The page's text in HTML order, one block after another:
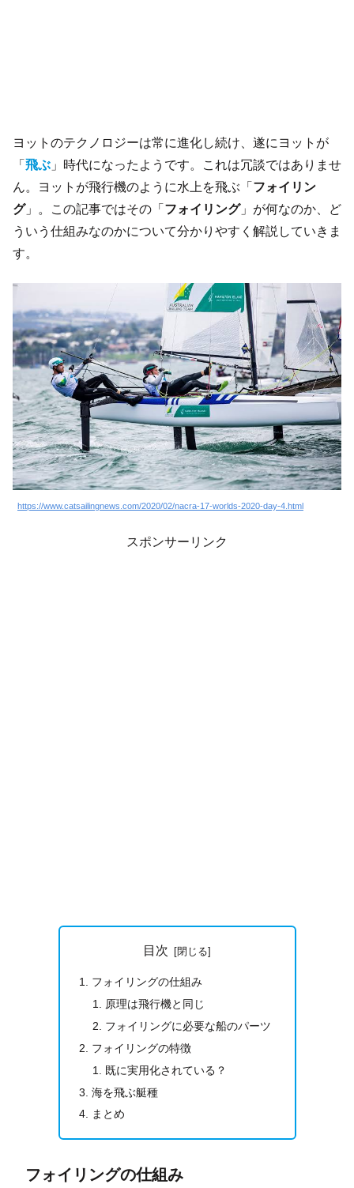
ヨットのテクノロジーは常に進化し続け、遂にヨットが
「 飛ぶ 」時代になったようです。これは冗談ではありませ
ん。ヨットが飛行機のように水上を飛ぶ「 フォイリン
グ」。この記事ではその「 フォイリング」が何なのか、ど
ういう仕組みなのかについて分かりやすく解説していきま
す。
https://www.catsailingnews.com/2020/02/nacra-17-worlds-2020-day-4.html
スポンサーリンク
目次
フォイリングの仕組み
原理は飛行機と同じ
フォイリングに必要な船のパーツ
フォイリングの特徴
既に実用化されている？
海を飛ぶ艇種
まとめ
フォイリングの仕組み